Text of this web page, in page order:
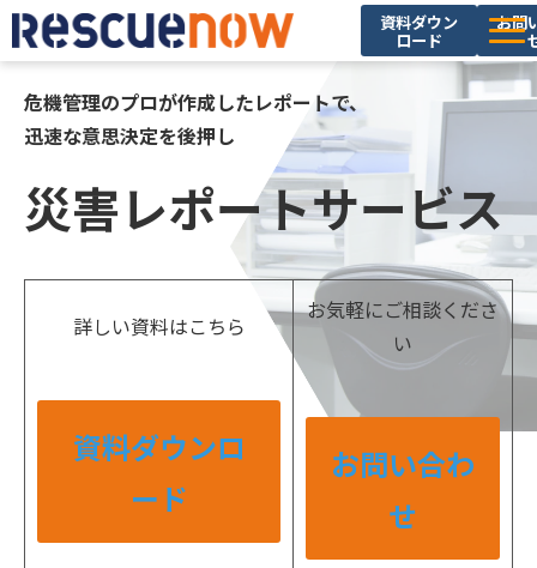
資料ダウン
ロード
お問
導入実績
セミナー・イベント
ブログ
お役立ち資料
ニュース
企業情報
危機管理のプロが作成したレポートで、
迅速な意思決定を後押し
災害レポートサービス
詳しい資料はこちら
資料ダウンロ
ード
お気軽にご相談くださ
い
お問い合わ
せ